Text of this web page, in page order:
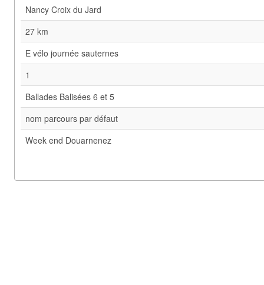
Nancy Croix du Jard
27 km
E vélo journée sauternes
1
Ballades Balisées 6 et 5
nom parcours par défaut
Week end Douarnenez